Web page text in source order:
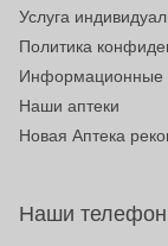
Услуга
Политика
Информационные
Наши аптеки
Новая Аптека
Наши